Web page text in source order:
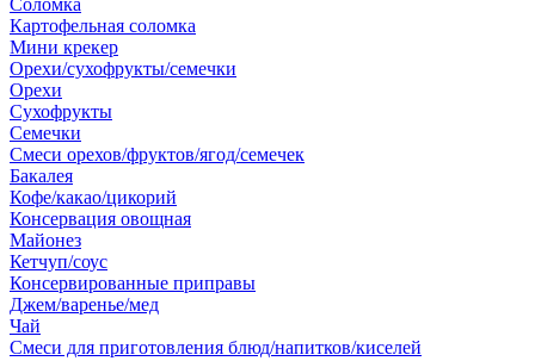
Соломка
Картофельная соломка
Мини крекер
Орехи/сухофрукты/семечки
Орехи
Сухофрукты
Семечки
Смеси орехов/фруктов/ягод/семечек
Бакалея
Кофе/какао/цикорий
Консервация овощная
Майонез
Кетчуп/соус
Консервированные приправы
Джем/варенье/мед
Чай
Смеси для приготовления блюд/напитков/киселей